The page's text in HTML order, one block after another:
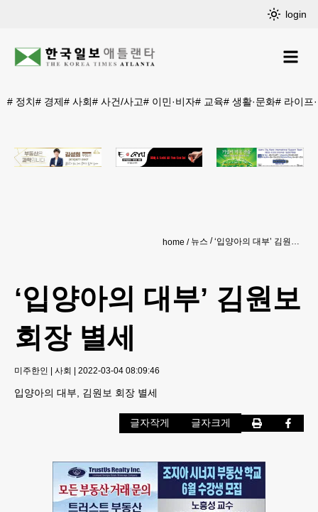
login
# 정치# 경제# 사회# 사건/사고# 이민·비자# 교육# 생활·문화# 라이프
home 뉴스 ‘입양아의 대부’ 김원보 회장 별세
‘입양아의 대부’ 김원보
회장 별세
미주한인 | 사회 | 2022-03-04 08:09:46
입양아의 대부, 김원보 회장 별세
글자작게 글자크게